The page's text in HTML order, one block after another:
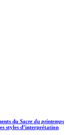
du Sacre du printemps
styles d’interprétation